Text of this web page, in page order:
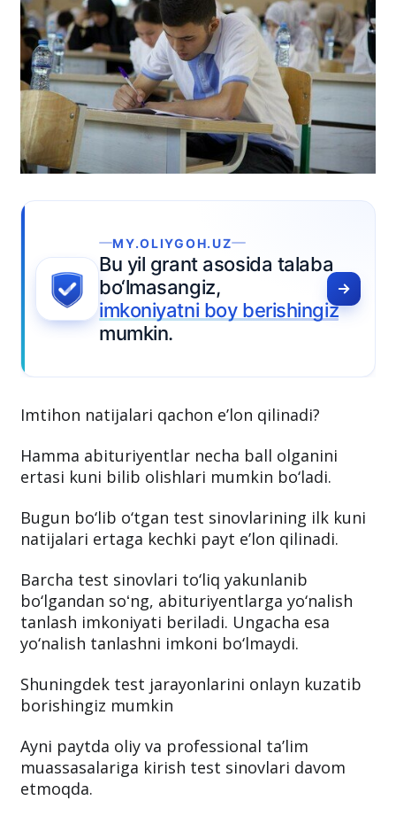
grant asosida talaba
boy berishingiz
Imtihon natijalari qachon e’lon qilinadi?
Hamma abituriyentlar necha ball olganini
ertasi kuni bilib olishlari mumkin bo‘ladi.
Bugun bo‘lib o‘tgan test sinovlarining ilk kuni
natijalari ertaga kechki payt e’lon qilinadi.
Barcha test sinovlari to‘liq yakunlanib
tanlash imkoniyati beriladi. Ungacha esa
yo‘nalish tanlashni imkoni bo‘lmaydi.
Shuningdek test jarayonlarini onlayn kuzatib
borishingiz mumkin